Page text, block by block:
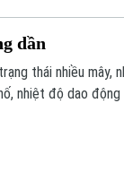
dần
thái nhiều mây,
nhiệt độ dao